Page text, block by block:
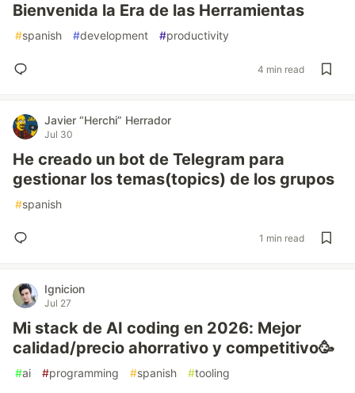
Bienvenida la Era de las Herramientas
#spanish #development #productivity
4 min read
Javier “Herchi” Herrador
Jul 30
He creado un bot de Telegram para
gestionar los temas(topics) de los grupos
#spanish
1 min read
Ignicion
Jul 27
Mi stack de AI coding en 2026: Mejor
calidad/precio ahorrativo y competitivo🥳️
#ai #programming #spanish #tooling